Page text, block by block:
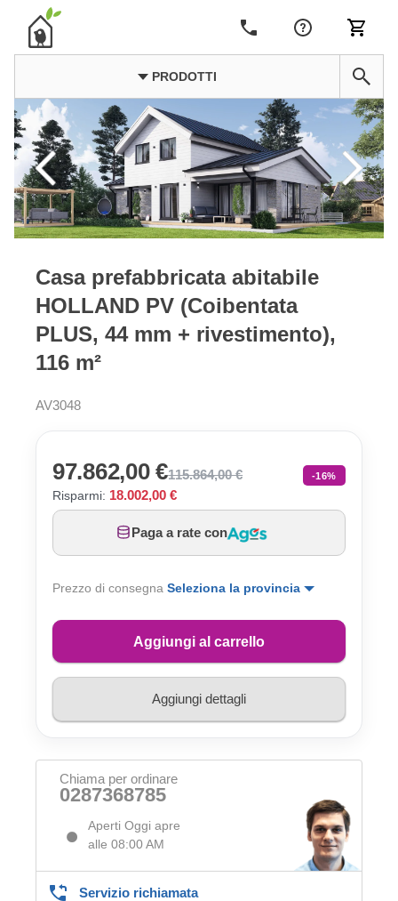
PRODOTTI
Casa prefabbricata abitabile
HOLLAND PV (Coibentata
PLUS, 44 mm + rivestimento),
116 m²
AV3048
97.862,00 €115.864,00 € -16%
Risparmi: 18.002,00 €
Paga a rate con
Prezzo di consegna Seleziona la provincia
Aggiungi al carrello
Aggiungi dettagli
Chiama per ordinare
0287368785
Aperti Oggi apre
alle 08:00 AM
Servizio richiamata